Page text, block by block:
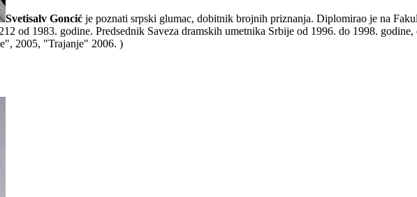
Svetisalv Goncić je poznati srpski glumac, dobitnik brojnih priznanja. Diplomirao je na
od 1983. godine. Predsednik Saveza dramskih umetnika Srbije od 1996. do 1998.
2005, "Trajanje" 2006. )